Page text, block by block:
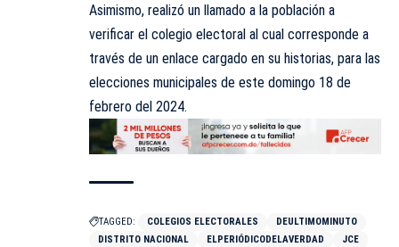
Asimismo, realizó un llamado a la población a
verificar el colegio electoral al cual corresponde a
través de un enlace cargado en su historias, para las
elecciones municipales de este domingo 18 de
febrero del 2024.
TAGGED: COLEGIOS ELECTORALES
DEULTIMOMINUTO
DISTRITO NACIONAL
ELPERIÓDICODELAVERDAD
JCE